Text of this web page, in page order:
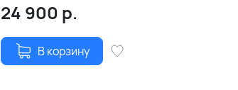
24 900 р.
В корзину